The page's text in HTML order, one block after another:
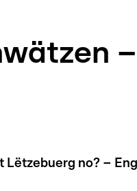
–
Lëtzebuerg no? –